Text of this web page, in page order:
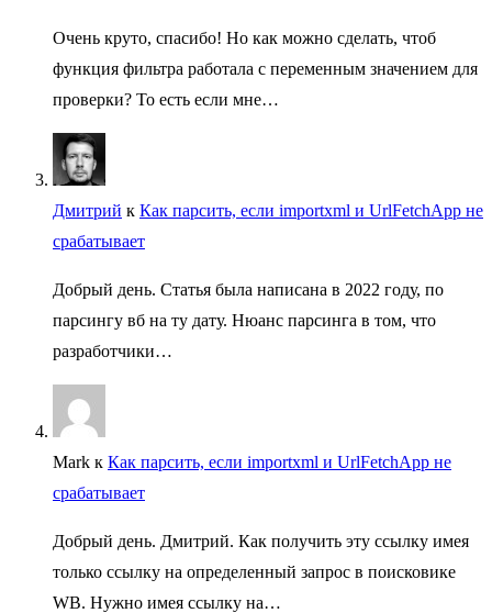
Очень круто, спасибо! Но как можно сделать, чтоб
функция фильтра работала с переменным значением для
проверки? То есть если мне…
Дмитрий к Как парсить, если importxml и UrlFetchApp не
срабатывает
Добрый день. Статья была написана в 2022 году, по
парсингу вб на ту дату. Нюанс парсинга в том, что
разработчики…
Mark к Как парсить, если importxml и UrlFetchApp не
срабатывает
Добрый день. Дмитрий. Как получить эту ссылку имея
только ссылку на определенный запрос в поисковике
WB. Нужно имея ссылку на…